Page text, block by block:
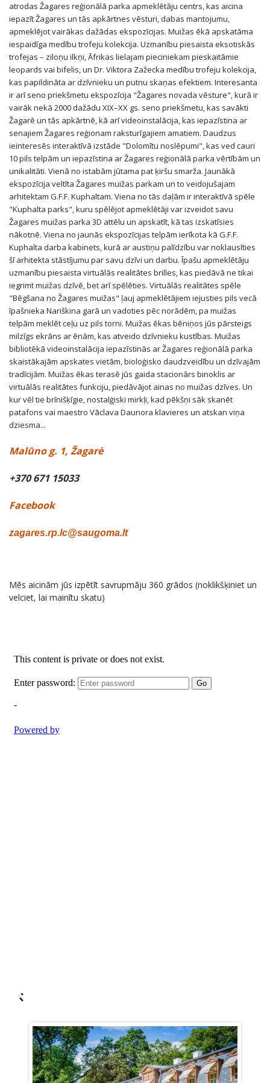
KALNEĻA (SIDABRES) PILSKALNS
JAKIŠĶU SV. IGNĀCIJA LOJOLAS (MAIROŅU)
KAPELA
UZVARAS SAULES KAUJĀ PIEMIŅAS VIETA
LIELĀS DAUNORAVAS MUIŽA
CITAS ATRAKCIJAS
PIEMINEKĻA IZKĀRTOJUMS "VĒSTURISKAIS
JONIŠĶU TIRGUS LAUKUMS (1703)"
JONIŠKIO ISTORINIŲ ASMENYBIŲ FRESKA
FRESKA "JONIŠĶU KULTŪRAS PERSONĪBAS"
RAKSTNIECES JOLITAS SKABLAUSKAITES
SKVĒRS
JONIŠĶU NOVADA KARTE
KAFEJNĪCA FORREST
RESTORĀNS "ŽILVINAS"
RESTORĀNS "AUDRUVIS"
PLĪTS ĒDNĪCA
KAFEJNĪCA "FORTUNA''
,,NORI SUSHI" ĒSTUVE
KAFEJNĪCA ,,MEDŽIOTOJO UŽEIGA"
UZKODU BĀRS "GELTONAS KAMPAS"
"BISON" ĒSTUVE
KAFEJNĪCA ,,ŠVEDLAUKIS"
KAFEJNĪCA "RAKTĖ"
VIESNĪCA "ZIEMEĻVĀRTI" 3*
„APARTMENTS IN JONIŠKIS“
VILLA "AUDRUVIS"
SUNNY NIGHTS CAMPING & HOMESTEAD
LAUKU MĀJA LAUKU TŪRISMAM „ĄŽUOLYNAS“
APARTAMENTI ,,ANAS MĀJA“
SAULES KAUJAS SĒTA
MŪŠAS TĪREĻA LAUMA
LAUKU TŪRISMA SĒTA "NAMUKAS"
VIENSĒTA "ŠVĒTĖS VINGIS"
„ŽAGARĖS RAUDONDVARIS“
ŽAGARĖ KEMPINGS
ŽAGARES REĢIONĀLĀ PARKA DABAS SKOLA
NOTIKUMI
JONIŠKIO KC RENGINIAI
MUZIEJAUS RENGINIAI
BIBLIOTEKOS RENGINIAI
ŽAGARĖS KC RENGINIAI
IZKLAIDE
SPĒĻU PARKS
ŪDENS AKTIVITĀTES ŽAGARĒ
URBONŲ RANČA
PERKŪNO SLĒNIS - MINI GOLFS
GEDIMINA BIELSKA ZEMGALES ĒDIENI
MŪŠAS TĪREĻA LAUMA
VILLA "AUDRUVIS" (EKSKURSIJA PA
SAIMNIECĪBU: ZIRGU STALLIS, DZĪVNIEKU
GANĪBAS UN APLOKI, MEDĪBU TROFEJU
MĀJA)
APMEKLĒTĀJU CENTRU
IZGLĪTĪBA
AMATNIEKI CEĻĀ. JUVELIERIZSTRĀDĀJUMU
DARBNĪCAS.
STUPURAS CIEMA KOPIENAS ŠAKOČIS
CEPŠANAS IZGLĪTĪBA
REDZES TERAPIJA AR MŪŠAS TĪREĻA LAUMA
IZGLĪTOJOŠA DEGUSTĀCIJA "VINTERGALES
ĒDIENI"
ŽAGARES LEĻĻU MĀJA
NĀTRU ŠĶIEDRAS RAŽOŠANA
ŽAGARĖ SCARECROW FABRIKA
Sinagogas komplekss
Sofijas Kimantaites-Čurļonienes dzimtā māja
Lietuvas Neatkarības desmitgadei veltīts piemineklis
Jonišķos
Uzvaras Saules kaujā piemiņas vieta
Lielās Daunoravas muiža
Citas atrakcijas
Jonišķu novada karte
atrodas Žagares reģionālā parka apmeklētāju centrs, kas aicina
iepazīt Žagares un tās apkārtnes vēsturi, dabas mantojumu,
apmeklējot vairākas dažādas ekspozīcijas. Muižas ēkā apskatāma
iespaidīga medību trofeju kolekcija. Uzmanību piesaista eksotiskās
trofejas – ziloņu ilkņi, Āfrikas lielajam pieciniekam pieskaitāmie
leopards vai bifelis, un Dr. Viktora Zažecka medību trofeju kolekcija,
kas papildināta ar dzīvnieku un putnu skaņas efektiem. Interesanta
ir arī seno priekšmetu ekspozīcija "Žagares novada vēsture", kurā ir
vairāk nekā 2000 dažādu XIX–XX gs. seno priekšmetu, kas savākti
Žagarē un tās apkārtnē, kā arī videoinstalācija, kas iepazīstina ar
senajiem Žagares reģionam raksturīgajiem amatiem. Daudzus
ieinteresēs interaktīvā izstāde "Dolomītu noslēpumi", kas ved cauri
10 pils telpām un iepazīstina ar Žagares reģionālā parka vērtībām un
unikalitāti. Vienā no istabām jūtama pat ķiršu smarža. Jaunākā
ekspozīcija veltīta Žagares muižas parkam un to veidojušajam
arhitektam G.F.F. Kuphaltam. Viena no tās daļām ir interaktīvā spēle
"Kuphalta parks", kuru spēlējot apmeklētāji var izveidot savu
Žagares muižas parka 3D attēlu un apskatīt, kā tas izskatīsies
nākotnē. Viena no jaunās ekspozīcijas telpām ierīkota kā G.F.F.
Kuphalta darba kabinets, kurā ar austiņu palīdzību var noklausīties
šī arhitekta stāstījumu par savu dzīvi un darbu. Īpašu apmeklētāju
uzmanību piesaista virtuālās realitātes brilles, kas piedāvā ne tikai
iegrimt muižas dzīvē, bet arī spēlēties. Virtuālās realitātes spēle
"Bēgšana no Žagares muižas" ļauj apmeklētājiem iejusties pils vecā
īpašnieka Nariškina garā un vadoties pēc norādēm, pa muižas
telpām meklēt ceļu uz pils torni. Muižas ēkas bēniņos jūs pārsteigs
milzīgs ekrāns ar ēnām, kas atveido dzīvnieku kustības. Muižas
bibliotēkā videoinstalācija iepazīstinās ar Žagares reģionālā parka
skaistākajām apskates vietām, bioloģisko daudzveidību un dzīvajām
tradīcijām. Muižas ēkas terasē jūs gaida stacionārs binoklis ar
virtuālās realitātes funkciju, piedāvājot ainas no muižas dzīves. Un
kur vēl tie brīnišķīgie, nostalģiski mirkļi, kad pēkšņi sāk skanēt
patafons vai maestro Vāclava Daunora klavieres un atskan viņa
dziesma...
Malūno g. 1, Žagarė
+370 671 15033
Facebook
zagares.rp.lc@saugoma.lt
Mēs aicinām jūs izpētīt savrupmāju 360 grādos (noklikšķiniet un
velciet, lai mainītu skatu)